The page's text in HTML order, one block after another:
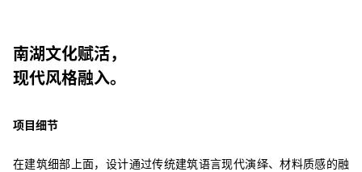
南湖文化赋活，
现代风格融入。
项目细节
在建筑细部上面，设计通过传统建筑语言现代演绎、材料质感的融